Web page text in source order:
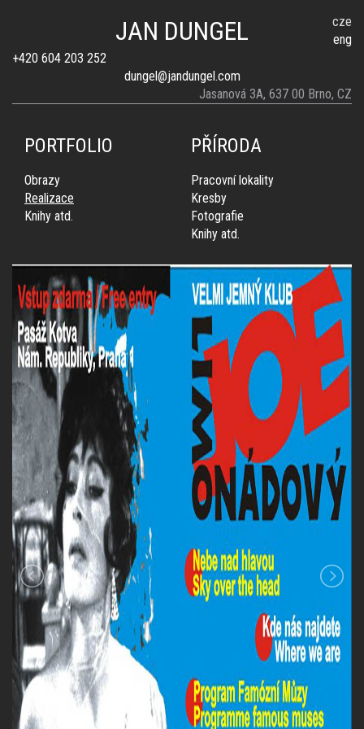
JAN DUNGEL
cze
eng
+420 604 203 252
dungel@jandungel.com
Jasanová 3A, 637 00 Brno, CZ
PORTFOLIO
Obrazy
Realizace
Knihy atd.
PŘÍRODA
Pracovní lokality
Kresby
Fotografie
Knihy atd.